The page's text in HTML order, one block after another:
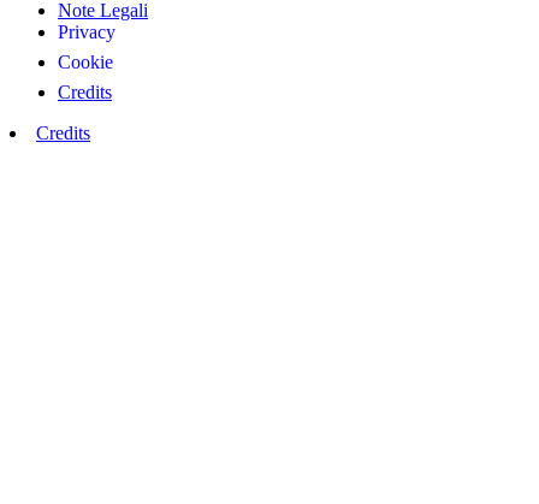
Note Legali
Privacy
Cookie
Credits
Credits